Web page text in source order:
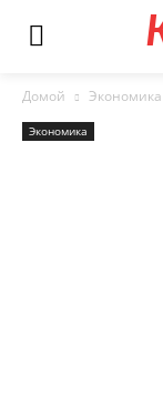
Домой Экономика
Экономика